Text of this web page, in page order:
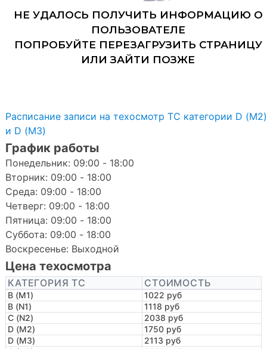
Расписание записи на техосмотр ТС категории D (M2)
и D (M3)
График работы
Понедельник: 09:00 - 18:00
Вторник: 09:00 - 18:00
Среда: 09:00 - 18:00
Четверг: 09:00 - 18:00
Пятница: 09:00 - 18:00
Суббота: 09:00 - 18:00
Воскресенье: Выходной
Цена техосмотра
КАТЕГОРИЯ ТС СТОИМОСТЬ
B (M1)
1022 руб
B (N1)
1118 руб
C (N2)
2038 руб
D (M2)
1750 руб
D (M3)
2113 руб